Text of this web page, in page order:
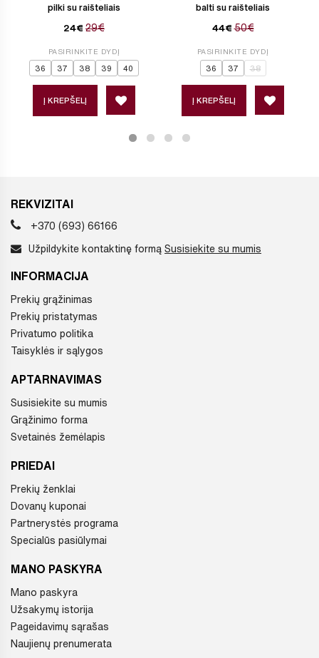
pilki su raišteliais
24€ 29€
PASIRINKITE DYDĮ
36 37 38 39 40
Į KREPŠELĮ
balti su raišteliais
44€ 50€
PASIRINKITE DYDĮ
36 37 38
Į KREPŠELĮ
REKVIZITAI
+370 (693) 66166
Užpildykite kontaktinę formą Susisiekite su mumis
INFORMACIJA
Prekių grąžinimas
Prekių pristatymas
Privatumo politika
Taisyklės ir sąlygos
APTARNAVIMAS
Susisiekite su mumis
Grąžinimo forma
Svetainės žemėlapis
PRIEDAI
Prekių ženklai
Dovanų kuponai
Partnerystės programa
Specialūs pasiūlymai
MANO PASKYRA
Mano paskyra
Užsakymų istorija
Pageidavimų sąrašas
Naujienų prenumerata